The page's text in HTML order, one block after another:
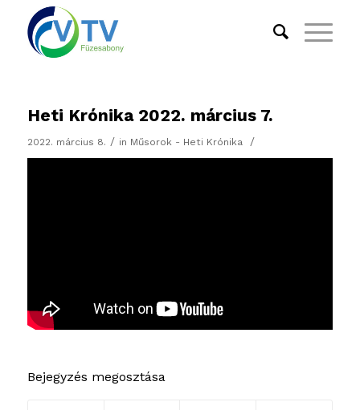
Heti Krónika 2022. március 7.
2022. március 8. / in Műsorok - Heti Krónika /
Bejegyzés megosztása